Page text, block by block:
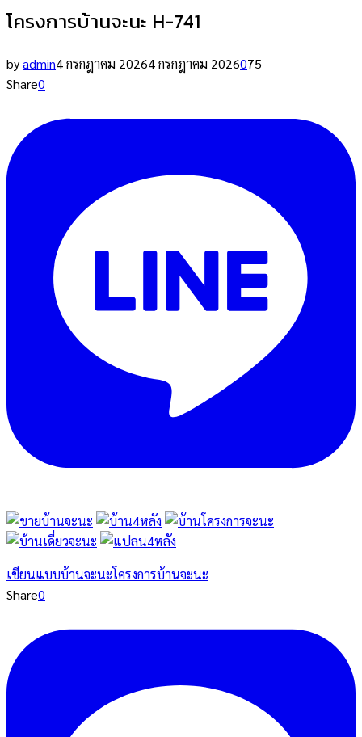
โครงการบ้านจะนะ H-741
byadmin4 กรกฎาคม 20264 กรกฎาคม 2026075
Share0
เขียนแบบบ้านจะนะโครงการบ้านจะนะ
Share0